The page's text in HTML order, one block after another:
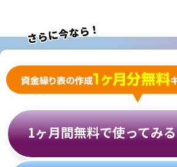
さらに今なら！
1ヶ月間無料で使ってみる